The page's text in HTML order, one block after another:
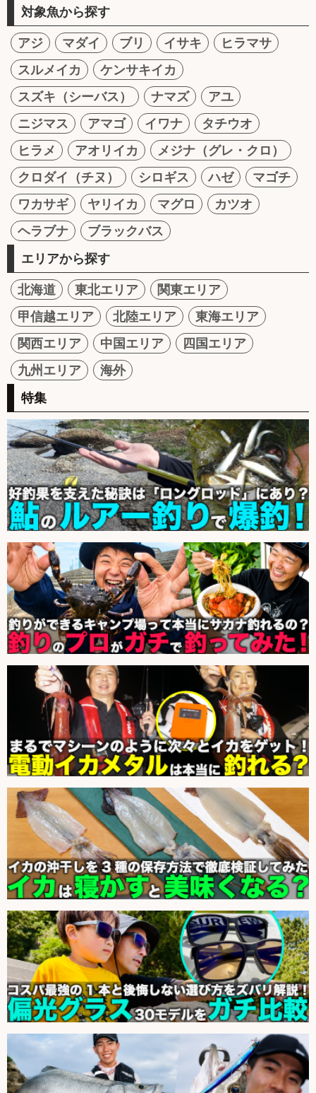
対象魚から探す
アジ マダイ ブリ イサキ
ヒラマサ
スルメイカ
ケンサキイカ
スズキ（シーバス）
ナマズ
アユ
ニジマス
アマゴ イワナ
タチウオ
ヒラメ
アオリイカ
メジナ（グレ・クロ）
クロダイ（チヌ）
シロギス ハゼ
マゴチ
ワカサギ
ヤリイカ マグロ
カツオ
ヘラブナ
ブラックバス
エリアから探す
北海道 東北エリア
関東エリア
甲信越エリア
北陸エリア
東海エリア
関西エリア
中国エリア
四国エリア
九州エリア
海外
特集